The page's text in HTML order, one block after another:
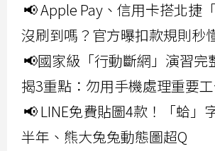
📢 Apple Pay、信用卡搭北捷
沒刷到嗎？官方曝扣款規則秒
📢國家級「行動斷網」演習完
揭3重點：勿用手機處理重要
📢 LINE免費貼圖4款！「蛤」
半年、熊大兔兔動態圖超Q